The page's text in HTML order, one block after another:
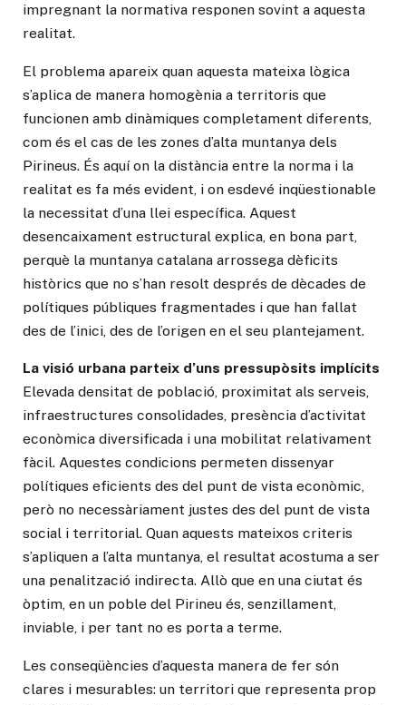
impregnant la normativa responen sovint a aquesta
realitat.
El problema apareix quan aquesta mateixa lògica
s’aplica de manera homogènia a territoris que
funcionen amb dinàmiques completament diferents,
com és el cas de les zones d’alta muntanya dels
Pirineus. És aquí on la distància entre la norma i la
realitat es fa més evident, i on esdevé inqüestionable
la necessitat d’una llei específica. Aquest
desencaixament estructural explica, en bona part,
perquè la muntanya catalana arrossega dèficits
històrics que no s’han resolt després de dècades de
polítiques públiques fragmentades i que han fallat
des de l’inici, des de l’origen en el seu plantejament.
La visió urbana parteix d’uns pressupòsits implícits
Elevada densitat de població, proximitat als serveis,
infraestructures consolidades, presència d’activitat
econòmica diversificada i una mobilitat relativament
fàcil. Aquestes condicions permeten dissenyar
polítiques eficients des del punt de vista econòmic,
però no necessàriament justes des del punt de vista
social i territorial. Quan aquests mateixos criteris
s’apliquen a l’alta muntanya, el resultat acostuma a ser
una penalització indirecta. Allò que en una ciutat és
òptim, en un poble del Pirineu és, senzillament,
inviable, i per tant no es porta a terme.
Les conseqüències d’aquesta manera de fer són
clares i mesurables: un territori que representa prop